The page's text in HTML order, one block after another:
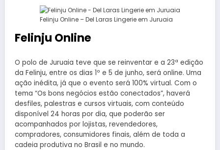
Felinju Online – Del Laras Lingerie em Juruaia
Felinju Online
O polo de Juruaia teve que se reinventar e a 23ª edição
da Felinju, entre os dias 1º e 5 de junho, será online. Uma
ação inédita, já que o evento será 100% virtual. Com o
tema “Os bons negócios estão conectados”, haverá
desfiles, palestras e cursos virtuais, com conteúdo
disponível 24 horas por dia, que poderão ser
acompanhados por lojistas, revendedores,
compradores, consumidores finais, além de toda a
cadeia produtiva no Brasil e no mundo.